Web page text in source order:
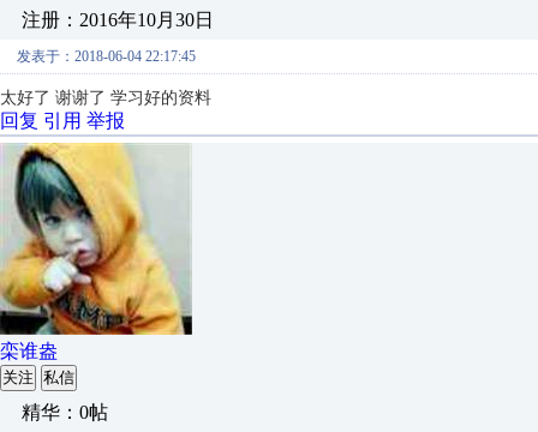
注册：2016年10月30日
发表于：2018-06-04 22:17:45
太好了 谢谢了 学习好的资料
回复 引用 举报
栾谁盎
关注 私信
精华：0帖